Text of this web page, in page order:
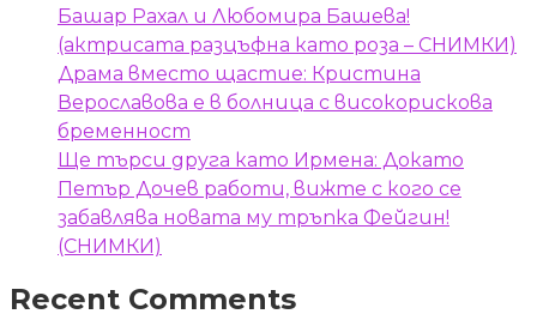
Башар Рахал и Любомира Башева!
(актрисата разцъфна като роза – СНИМКИ)
Драма вместо щастие: Кристина
Верославова е в болница с високорискова
бременност
Ще търси друга като Ирмена: Докато
Петър Дочев работи, вижте с кого се
забавлява новата му тръпка Фейгин!
(СНИМКИ)
Recent Comments